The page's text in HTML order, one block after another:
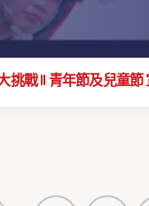
挑戰 ll 青年節及兒童節